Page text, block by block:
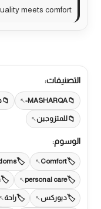
meets comfort.
التصنيفات:
MASHARQA-
للمتزوجين
الوسوم:
Comfort
personal care
ديوركس راحة